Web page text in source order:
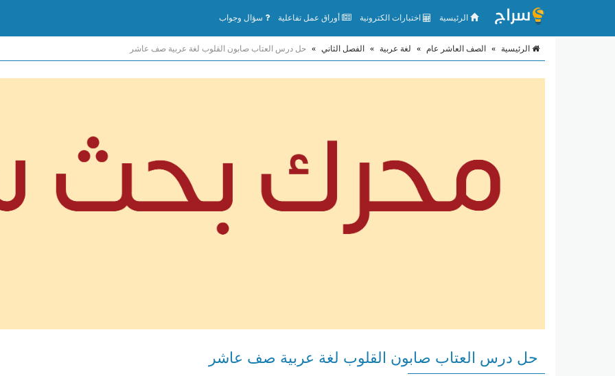
الرئيسية اختبارات الكترونية أوراق عمل تفاعلية سؤال وجواب
الرئيسية » الصف العاشر عام » لغة عربية » الفصل الثاني » حل درس العتاب صابون القلوب لغة عربية صف عاشر
حل درس العتاب صابون القلوب لغة عربية صف عاشر